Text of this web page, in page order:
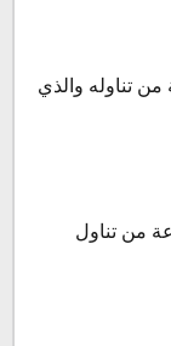
تناوله والذي
ديسلوراتين لحوالي 24 ساعة من تناول